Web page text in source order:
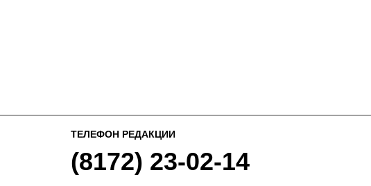
ТЕЛЕФОН РЕДАКЦИИ
(8172) 23-02-14